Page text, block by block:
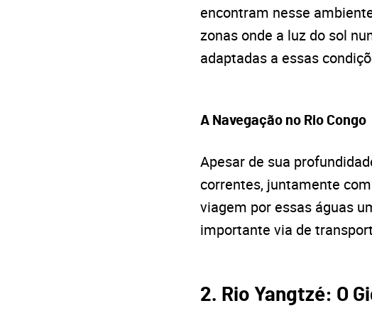
encontram nesse
zonas onde a luz do sol
adaptadas a essas
A Navegação no Rio Congo
Apesar de sua
correntes, juntamente
viagem por essas águas
importante via de
2. Rio Yangtzé: O